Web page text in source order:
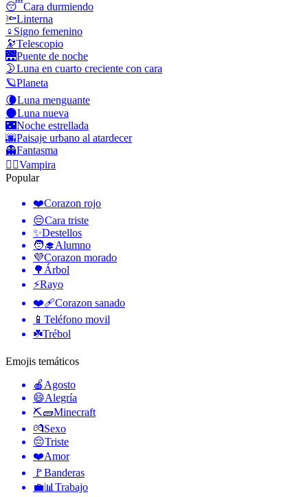
😴Cara durmiendo
🔦Linterna
♀️ Signo femenino
🔭Telescopio
🌉Puente de noche
🌛Luna en cuarto creciente con cara
🪐Planeta
🌘Luna menguante
🌑Luna nueva
🌃Noche estrellada
🌆Paisaje urbano al atardecer
👻Fantasma
🧛‍♀️Vampira
Popular
❤️Corazon rojo
😔Cara triste
✨Destellos
🧑‍🎓Alumno
💜Corazon morado
🌳 Árbol
⚡Rayo
❤️‍🩹Corazon sanado
📱 Teléfono movil
☘️Trébol
Emojis temáticos
🍎 Agosto
😄Alegría
⛏🧱Minecraft
💏Sexo
😔Triste
❤️Amor
🚩Banderas
💼📊 Trabajo